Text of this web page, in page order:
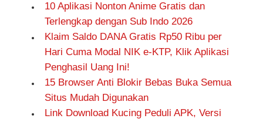
10 Aplikasi Nonton Anime Gratis dan
Terlengkap dengan Sub Indo 2026
Klaim Saldo DANA Gratis Rp50 Ribu per
Hari Cuma Modal NIK e-KTP, Klik Aplikasi
Penghasil Uang Ini!
15 Browser Anti Blokir Bebas Buka Semua
Situs Mudah Digunakan
Link Download Kucing Peduli APK, Versi